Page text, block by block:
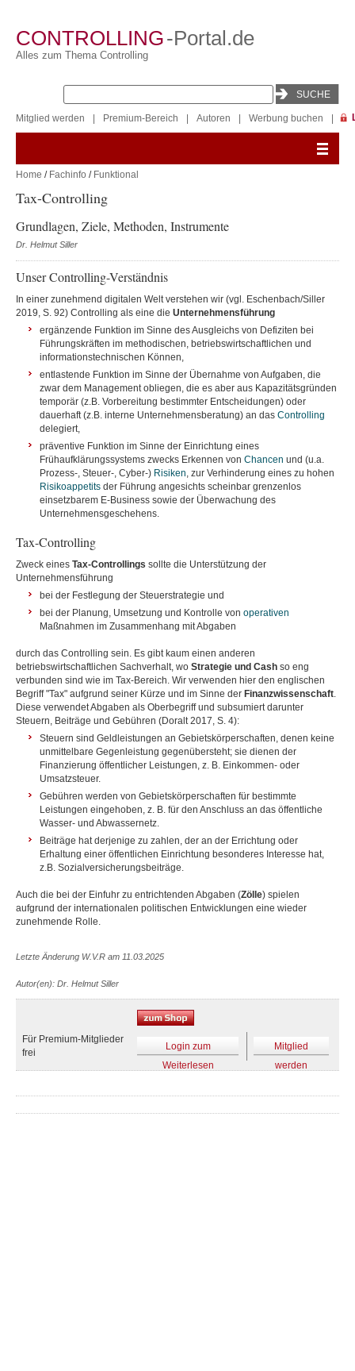
CONTROLLING-Portal.de
Alles zum Thema Controlling
Mitglied werden Premium-Bereich Autoren Werbung buchen
Home / Fachinfo / Funktional
Tax-Controlling
Grundlagen, Ziele, Methoden, Instrumente
Dr. Helmut Siller
Unser Controlling-Verständnis
In einer zunehmend digitalen Welt verstehen wir (vgl. Eschenbach/Siller
2019, S. 92) Controlling als eine die Unternehmensführung
ergänzende Funktion im Sinne des Ausgleichs von Defiziten bei
Führungskräften im methodischen, betriebswirtschaftlichen und
informationstechnischen Können,
entlastende Funktion im Sinne der Übernahme von Aufgaben, die
zwar dem Management obliegen, die es aber aus Kapazitätsgründen
temporär (z.B. Vorbereitung bestimmter Entscheidungen) oder
dauerhaft (z.B. interne Unternehmensberatung) an das Controlling
delegiert,
präventive Funktion im Sinne der Einrichtung eines
Frühaufklärungssystems zwecks Erkennen von Chancen und (u.a.
Prozess-, Steuer-, Cyber-) Risiken, zur Verhinderung eines zu hohen
Risikoappetits der Führung angesichts scheinbar grenzenlos
einsetzbarem E-Business sowie der Überwachung des
Unternehmensgeschehens.
Tax-Controlling
Zweck eines Tax-Controllings sollte die Unterstützung der
Unternehmensführung
bei der Festlegung der Steuerstrategie und
bei der Planung, Umsetzung und Kontrolle von operativen
Maßnahmen im Zusammenhang mit Abgaben
durch das Controlling sein. Es gibt kaum einen anderen
betriebswirtschaftlichen Sachverhalt, wo Strategie und Cash so eng
verbunden sind wie im Tax-Bereich. Wir verwenden hier den englischen
Begriff "Tax" aufgrund seiner Kürze und im Sinne der Finanzwissenschaft.
Diese verwendet Abgaben als Oberbegriff und subsumiert darunter
Steuern, Beiträge und Gebühren (Doralt 2017, S. 4):
Steuern sind Geldleistungen an Gebietskörperschaften, denen keine
unmittelbare Gegenleistung gegenübersteht; sie dienen der
Finanzierung öffentlicher Leistungen, z. B. Einkommen- oder
Umsatzsteuer.
Gebühren werden von Gebietskörperschaften für bestimmte
Leistungen eingehoben, z. B. für den Anschluss an das öffentliche
Wasser- und Abwassernetz.
Beiträge hat derjenige zu zahlen, der an der Errichtung oder
Erhaltung einer öffentlichen Einrichtung besonderes Interesse hat,
z.B. Sozialversicherungsbeiträge.
Auch die bei der Einfuhr zu entrichtenden Abgaben (Zölle) spielen
aufgrund der internationalen politischen Entwicklungen eine wieder
zunehmende Rolle.
Letzte Änderung W.V.R am 11.03.2025
Autor(en): Dr. Helmut Siller
Für Premium-Mitglieder
frei
Login zum
Weiterlesen
Mitglied
werden